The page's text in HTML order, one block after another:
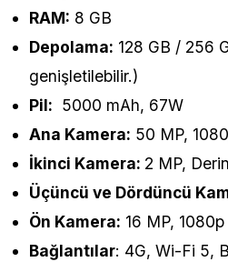
RAM: 8 GB
Depolama: 128 GB / 256
genişletilebilir.)
Pil: 5000 mAh, 67W
Ana Kamera: 50 MP,
İkinci Kamera: 2 MP,
Üçüncü ve Dördüncü
Ön Kamera: 16 MP,
Bağlantılar: 4G, Wi-Fi 5,